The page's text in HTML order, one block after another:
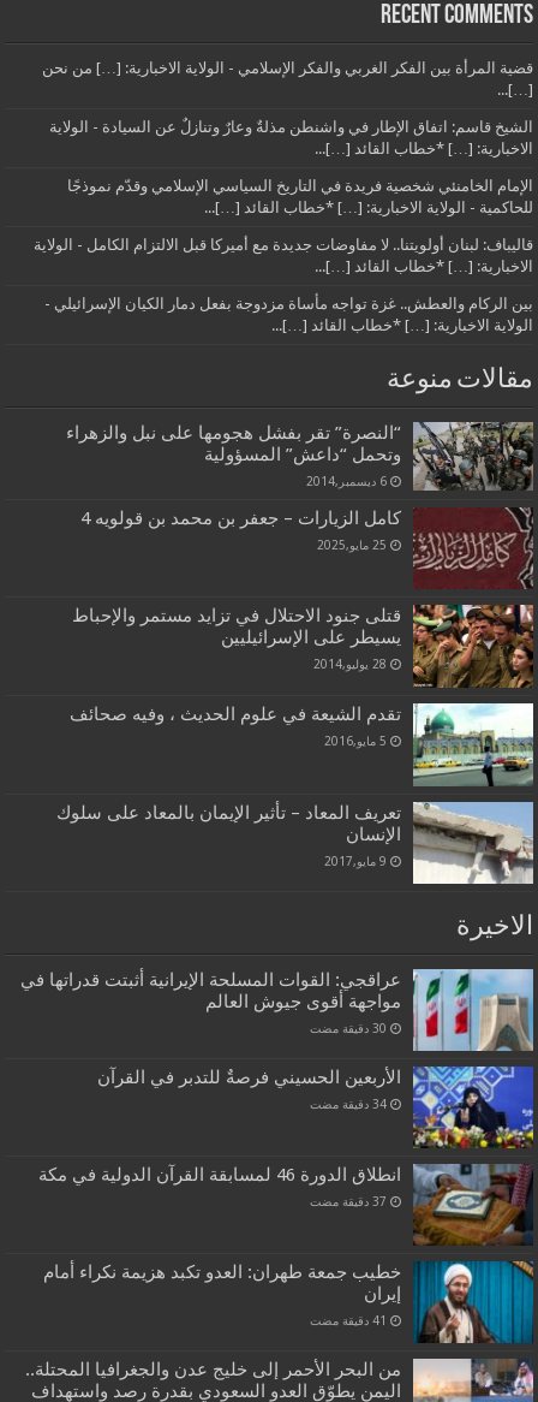
Recent Comments
قضية المرأة بين الفكر الغربي والفكر الإسلامي - الولاية الاخبارية: […] من نحن
[…]...
الشيخ قاسم: اتفاق الإطار في واشنطن مذلةٌ وعارٌ وتنازلٌ عن السيادة - الولاية
الاخبارية: […] *خطاب القائد […]...
الإمام الخامنئي شخصية فريدة في التاريخ السياسي الإسلامي وقدّم نموذجًا
للحاكمية - الولاية الاخبارية: […] *خطاب القائد […]...
قاليباف: لبنان أولويتنا.. لا مفاوضات جديدة مع أميركا قبل الالتزام الكامل - الولاية
الاخبارية: […] *خطاب القائد […]...
بين الركام والعطش.. غزة تواجه مأساة مزدوجة بفعل دمار الكيان الإسرائيلي -
الولاية الاخبارية: […] *خطاب القائد […]...
مقالات منوعة
“النصرة” تقر بفشل هجومها على نبل والزهراء
وتحمل “داعش” المسؤولية
6 ديسمبر,2014
كامل الزيارات – جعفر بن محمد بن قولويه 4
25 مايو,2025
قتلى جنود الاحتلال في تزايد مستمر والإحباط
يسيطر على الإسرائيليين
28 يوليو,2014
تقدم الشيعة في علوم الحديث ، وفيه صحائف
5 مايو,2016
تعريف المعاد – تأثير الإيمان بالمعاد على سلوك
الإنسان
9 مايو,2017
الاخيرة
عراقجي: القوات المسلحة الإيرانية أثبتت قدراتها في
مواجهة أقوى جيوش العالم
الأربعين الحسيني فرصةٌ للتدبر في القرآن
‏34 دقيقة مضت
انطلاق الدورة 46 لمسابقة القرآن الدولية في مكة
خطيب جمعة طهران: العدو تكبد هزيمة نكراء أمام
إيران
من البحر الأحمر إلى خليج عدن والجغرافيا المحتلة..
اليمن يطوّق العدو السعودي بقدرة رصد واستهداف